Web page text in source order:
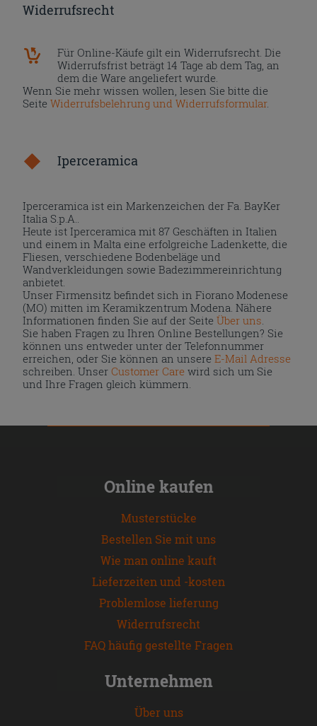
Widerrufsrecht
Für Online-Käufe gilt ein Widerrufsrecht. Die
Widerrufsfrist beträgt 14 Tage ab dem Tag, an
dem die Ware angeliefert wurde.
Wenn Sie mehr wissen wollen, lesen Sie bitte die
SeiteWiderrufsbelehrung und Widerrufsformular.
Iperceramica
Iperceramica ist ein Markenzeichen der Fa. BayKer
Italia S.p.A..
Heute ist Iperceramica mit 87 Geschäften in Italien
und einem in Malta eine erfolgreiche Ladenkette, die
Fliesen, verschiedene Bodenbeläge und
Wandverkleidungen sowie Badezimmereinrichtung
anbietet.
Unser Firmensitz befindet sich in Fiorano Modenese
(MO) mitten im Keramikzentrum Modena. Nähere
Informationen finden Sie auf der Seite Über uns
Sie haben Fragen zu Ihren Online Bestellungen? Sie
können uns entweder unter der Telefonnummer
erreichen, oder Sie können an unsereE-Mail Adresse
schreiben. UnserCustomer Care wird sich um Sie
und Ihre Fragen gleich kümmern.
Online kaufen
Musterstücke
Bestellen Sie mit uns
Wie man online kauft
Lieferzeiten und -kosten
Problemlose lieferung
Widerrufsrecht
FAQ häufig gestellte Fragen
Unternehmen
Über uns